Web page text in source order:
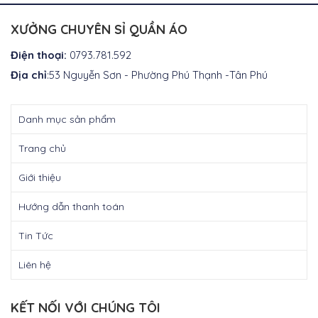
₫300.000.
XƯỞNG CHUYÊN SỈ QUẦN ÁO
Điện thoại: 0793.781.592
Địa chỉ:53 Nguyễn Sơn - Phường Phú Thạnh -Tân Phú
Danh mục sản phẩm
Trang chủ
Giới thiệu
Hướng dẫn thanh toán
Tin Tức
Liên hệ
KẾT NỐI VỚI CHÚNG TÔI